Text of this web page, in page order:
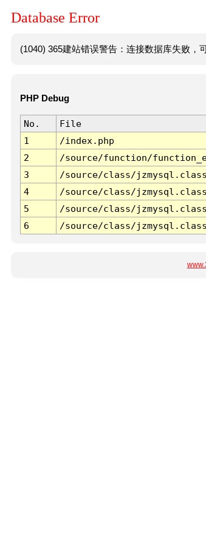
Database Error
(1040) 365建站错误警告：连接数据库失败，
PHP Debug
No. File
1
/index.php
2
/source/function/
3
/source/class/
4
/source/class/
5
/source/class/
6
/source/class/